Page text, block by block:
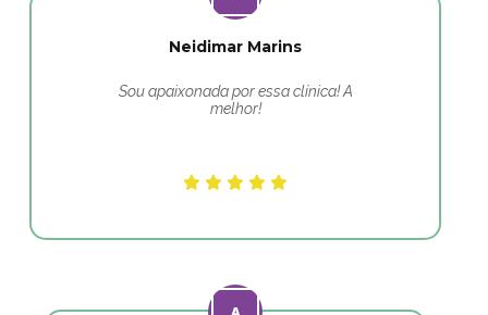
Neidimar Marins
Sou apaixonada por essa clínica! A
melhor!